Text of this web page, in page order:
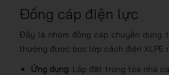
Đồng cáp điện lực
Đây là nhóm đồng cáp chuyên dụng
thường được bọc lớp cách điện XLPE
Ứng dụng: Lắp đặt trong tòa nhà